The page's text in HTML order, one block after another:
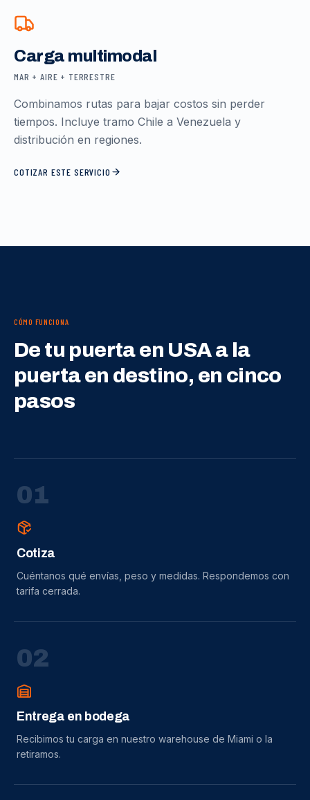
Carga multimodal
MAR + AIRE + TERRESTRE
Combinamos rutas para bajar costos sin perder
tiempos. Incluye tramo Chile a Venezuela y
distribución en regiones.
COTIZAR ESTE SERVICIO
CÓMO FUNCIONA
De tu puerta en USA a la
puerta en destino, en cinco
pasos
01
Cotiza
Cuéntanos qué envías, peso y medidas. Respondemos con
tarifa cerrada.
02
Entrega en bodega
Recibimos tu carga en nuestro warehouse de Miami o la
retiramos.